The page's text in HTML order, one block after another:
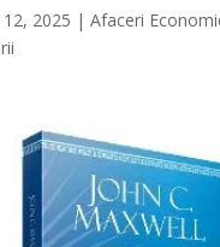
2025 | Afaceri